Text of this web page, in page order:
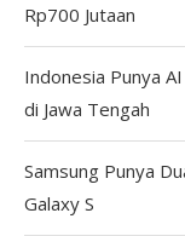
Rp700 Jutaan
Indonesia Punya
di Jawa Tengah
Samsung Punya
Galaxy S